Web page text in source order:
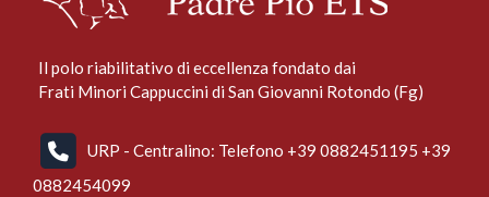
Il polo riabilitativo di eccellenza fondato dai
Frati Minori Cappuccini di San Giovanni Rotondo (Fg)
URP - Centralino: Telefono +39 0882451195 +39
0882454099